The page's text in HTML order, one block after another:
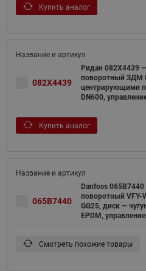
Купить аналог
082X4439
Ридан 082X4439
поворотный ЗДМ
центрирующими
DN600,
Купить аналог
065B7440
Danfoss
поворотный VFY-
GG25, диск —
EPDM,
Смотреть похожие товары